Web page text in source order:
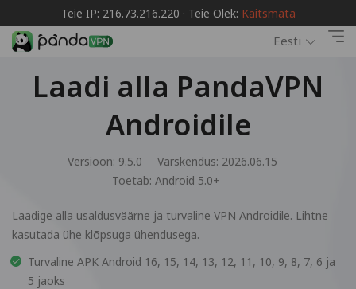
Teie IP: 216.73.216.220 · Teie Olek: Kaitsmata
Eesti
Laadi alla PandaVPN
Androidile
Versioon: 9.5.0
Värskendus: 2026.06.15
Toetab: Android 5.0+
Laadige alla usaldusväärne ja turvaline VPN Androidile. Lihtne
kasutada ühe klõpsuga ühendusega.
Turvaline APK Android 16, 15, 14, 13, 12, 11, 10, 9, 8, 7, 6 ja
5 jaoks